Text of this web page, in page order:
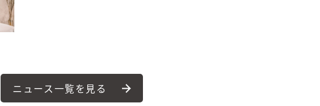
ニュース一覧を見る